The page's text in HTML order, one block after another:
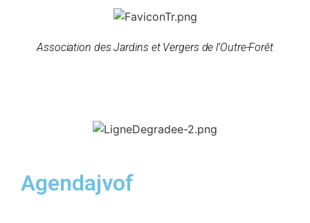
Association des Jardins et Vergers de l’Outre-Forêt
Agendajvof